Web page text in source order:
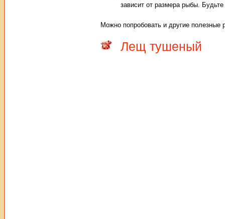
зависит от размера рыбы.
Можно попробовать и другие полезные
Лещ тушеный